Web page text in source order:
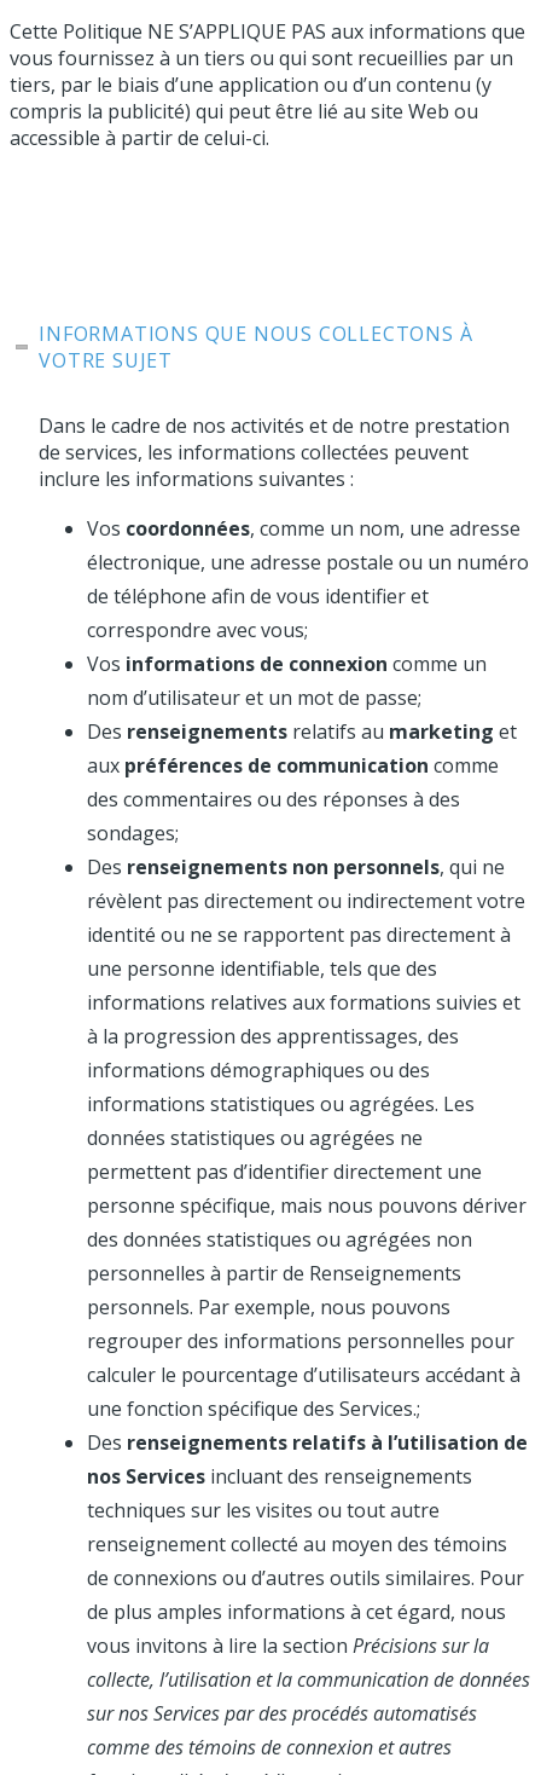
Cette Politique NE S’APPLIQUE PAS aux informations que
vous fournissez à un tiers ou qui sont recueillies par un
tiers, par le biais d’une application ou d’un contenu (y
compris la publicité) qui peut être lié au site Web ou
accessible à partir de celui-ci.
INFORMATIONS QUE NOUS COLLECTONS À
VOTRE SUJET
Dans le cadre de nos activités et de notre prestation
de services, les informations collectées peuvent
inclure les informations suivantes :
Vos coordonnées, comme un nom, une adresse
électronique, une adresse postale ou un numéro
de téléphone afin de vous identifier et
correspondre avec vous;
Vos informations de connexion comme un
nom d’utilisateur et un mot de passe;
Des renseignements relatifs au marketing et
aux préférences de communication comme
des commentaires ou des réponses à des
sondages;
Des renseignements non personnels, qui ne
révèlent pas directement ou indirectement votre
identité ou ne se rapportent pas directement à
une personne identifiable, tels que des
informations relatives aux formations suivies et
à la progression des apprentissages, des
informations démographiques ou des
informations statistiques ou agrégées. Les
données statistiques ou agrégées ne
permettent pas d’identifier directement une
personne spécifique, mais nous pouvons dériver
des données statistiques ou agrégées non
personnelles à partir de Renseignements
personnels. Par exemple, nous pouvons
regrouper des informations personnelles pour
calculer le pourcentage d’utilisateurs accédant à
une fonction spécifique des Services.;
Des renseignements relatifs à l’utilisation de
nos Services incluant des renseignements
techniques sur les visites ou tout autre
renseignement collecté au moyen des témoins
de connexions ou d’autres outils similaires. Pour
de plus amples informations à cet égard, nous
vous invitons à lire la sectionPrécisions sur la
collecte, l’utilisation et la communication de données
sur nos Services par des procédés automatisés
comme des témoins de connexion et autres